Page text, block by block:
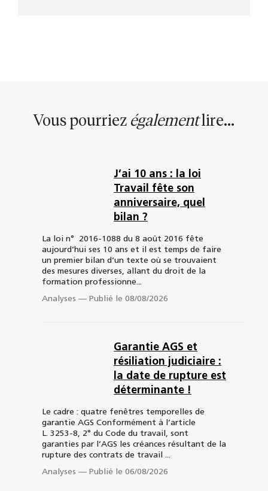
Vous pourriez égalementlire...
J’ai 10 ans : la loi
Travail fête son
anniversaire, quel
bilan ?
La loi n° 2016-1088 du 8 août 2016 fête
aujourd’hui ses 10 ans et il est temps de faire
un premier bilan d’un texte où se trouvaient
des mesures diverses, allant du droit de la
formation professionne...
Analyses — Publié le 08/08/2026
Garantie AGS et
résiliation judiciaire :
la date de rupture est
déterminante !
Le cadre : quatre fenêtres temporelles de
garantie AGS Conformément à l’article
L. 3253-8, 2° du Code du travail, sont
garanties par l’AGS les créances résultant de la
rupture des contrats de travail ...
Analyses — Publié le 06/08/2026